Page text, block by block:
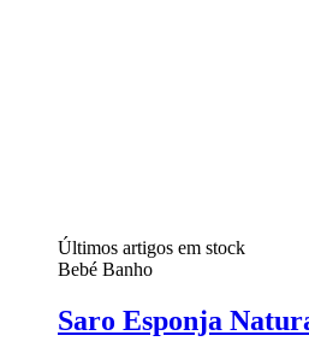
Últimos artigos em stock
Bebé Banho
Saro Esponja